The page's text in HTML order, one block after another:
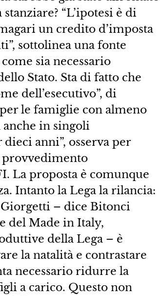
“L’ipotesi è di
un credito d’imposta
sottolinea una fonte
sia necessario
Stato. Sta di fatto che
dell’esecutivo”, di
le famiglie con almeno
anche in singoli
anni”, osserva per
provvedimento
La proposta è comunque
Intanto la Lega la rilancia:
– dice Bitonci
del Made in Italy,
della Lega – è
la natalità e contrastare
necessario ridurre la
a carico. Questo non